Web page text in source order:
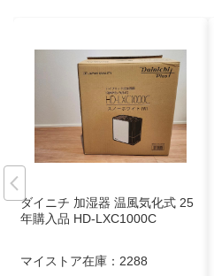
ダイニチ 加湿器 温風気化式 25
年購入品 HD-LXC1000C
マイストア在庫： 2288